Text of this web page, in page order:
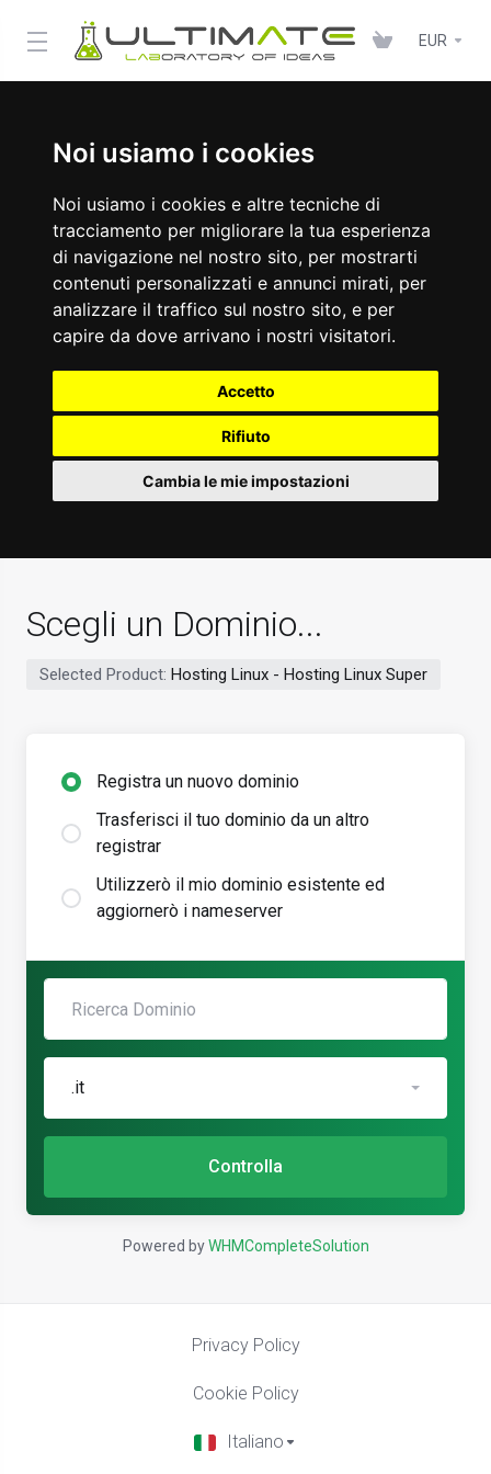
Noi usiamo i cookies
Noi usiamo i cookies e altre tecniche di
tracciamento per migliorare la tua esperienza
di navigazione nel nostro sito, per mostrarti
contenuti personalizzati e annunci mirati, per
analizzare il traffico sul nostro sito, e per
capire da dove arrivano i nostri visitatori.
Accetto
Rifiuto
Cambia le mie impostazioni
EUR
Scegli un Dominio...
Selected Product: Hosting Linux - Hosting Linux Super
Registra un nuovo dominio
Trasferisci il tuo dominio da un altro
registrar
Utilizzerò il mio dominio esistente ed
aggiornerò i nameserver
.it
Controlla
Powered byWHMCompleteSolution
Privacy Policy
Cookie Policy
Italiano